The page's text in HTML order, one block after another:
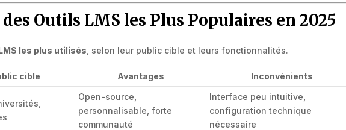
Outils LMS les Plus Populaires en 2025
les plus utilisés , selon leur public cible et leurs fonctionnalités.
cible Avantages Inconvénients
Open-source,
personnalisable, forte
communauté
Interface peu intuitive,
configuration technique
nécessaire